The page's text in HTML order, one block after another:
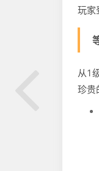
玩家
从1
珍贵